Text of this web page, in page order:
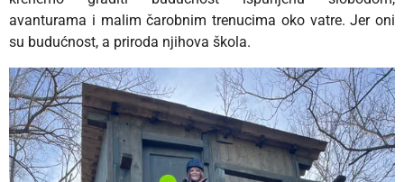
avanturama i malim čarobnim trenucima oko vatre. Jer oni
su budućnost, a priroda njihova škola.